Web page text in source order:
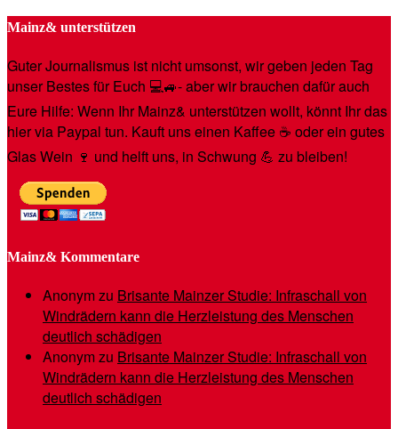
Mainz& unterstützen
Guter Journalismus ist nicht umsonst, wir geben jeden Tag
unser Bestes für Euch 💻🚙- aber wir brauchen dafür auch
Eure Hilfe: Wenn Ihr Mainz& unterstützen wollt, könnt Ihr das
hier via Paypal tun. Kauft uns einen Kaffee ☕️ oder ein gutes
Glas Wein 🍷 und helft uns, in Schwung 💪 zu bleiben!
Mainz& Kommentare
Anonymzu Brisante Mainzer Studie: Infraschall von
Windrädern kann die Herzleistung des Menschen
deutlich schädigen
Anonymzu Brisante Mainzer Studie: Infraschall von
Windrädern kann die Herzleistung des Menschen
deutlich schädigen